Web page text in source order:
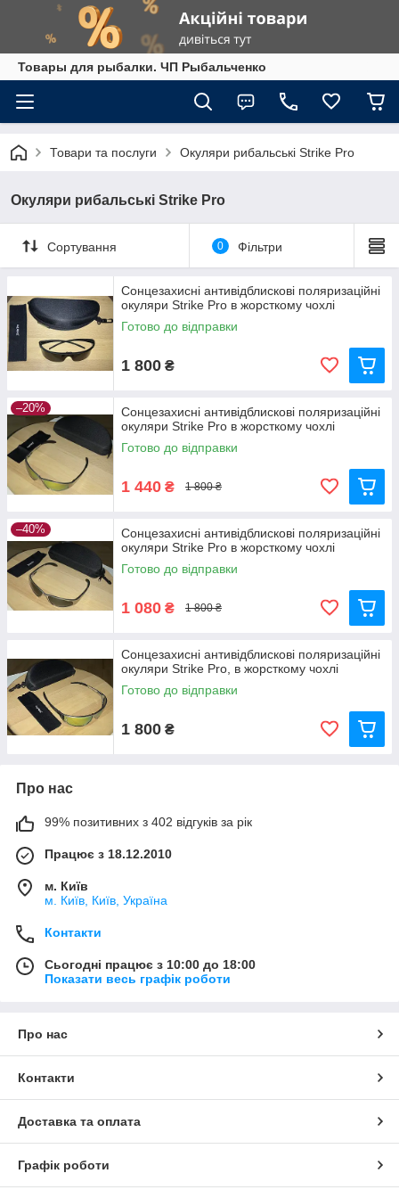
Товары для рыбалки. ЧП Рыбальченко
Товари та послуги Окуляри рибальські Strike Pro
Окуляри рибальські Strike Pro
Сортування 0 Фільтри
Сонцезахисні антивідблискові поляризаційні
окуляри Strike Pro в жорсткому чохлі
Готово до відправки
1 800 ₴
–20%
Сонцезахисні антивідблискові поляризаційні
окуляри Strike Pro в жорсткому чохлі
Готово до відправки
1 440 ₴ 1 800 ₴
–40%
Сонцезахисні антивідблискові поляризаційні
окуляри Strike Pro в жорсткому чохлі
Готово до відправки
1 080 ₴ 1 800 ₴
Сонцезахисні антивідблискові поляризаційні
окуляри Strike Pro, в жорсткому чохлі
Готово до відправки
1 800 ₴
Про нас
99% позитивних з 402 відгуків за рік
Працює з 18.12.2010
м. Київ
м. Київ, Київ, Україна
Контакти
Сьогодні працює з 10:00 до 18:00
Показати весь графік роботи
Про нас
Контакти
Доставка та оплата
Графік роботи